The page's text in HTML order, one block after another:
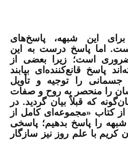
این شبهه، پاسخ‌های
اما پاسخ درست به این
است؛ زیرا بعضی از
پاسخ قانع‌کننده‌ای بیابند
جسمانی را توجیه و تأویل
را منحصر به روح و صفات
که قبلاً بیان گردید. در
کتاب «مجموعه‌ای کامل از
را پاسخ بدهیم؛ پاسخی
کریم با علم روز نیز سازگار